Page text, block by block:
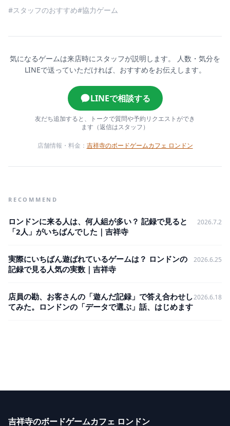
#スタッフのおすすめ#協力ゲーム
気になるゲームは来店時にスタッフが説明します。
人数・気分を
LINEで送っていただければ、おすすめをお伝えします。
LINEで相談する
友だち追加すると、トークで質問や予約リクエストができ
ます（返信はスタッフ）
店舗情報・料金： 吉祥寺のボードゲームカフェ ロンドン
RECOMMEND
ロンドンに来る人は、何人組が多い？ 記録で見ると
「2人」がいちばんでした｜吉祥寺
2026.7.2
実際にいちばん遊ばれているゲームは？ ロンドンの
記録で見る人気の実数｜吉祥寺
2026.6.25
店員の勘、お客さんの「遊んだ記録」で答え合わせし
てみた。ロンドンの「データで選ぶ」話、はじめます
2026.6.18
吉祥寺のボードゲームカフェ ロンドン